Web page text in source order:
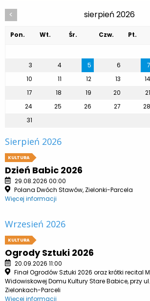
< sierpień 2026
Pon. Wt. Śr. Czw. Pt.
3
4 5 6 7
10
11 12 13 14
17
18 19 20 21
24
25 26 27 28
31
Sierpień 2026
KULTURA
Dzień Babic 2026
29.08.2026 00:00
Polana Dwóch Stawów, Zielonki-Parcela
Więcej informacji
Wrzesień 2026
KULTURA
Ogrody Sztuki 2026
20.09.2026 11:00
Finał Ogrodów Sztuki 2026 oraz krótki recital
Widowiskowej Domu Kultury Stare Babice, przy
Zielonkach-Parceli
Więcej informacji